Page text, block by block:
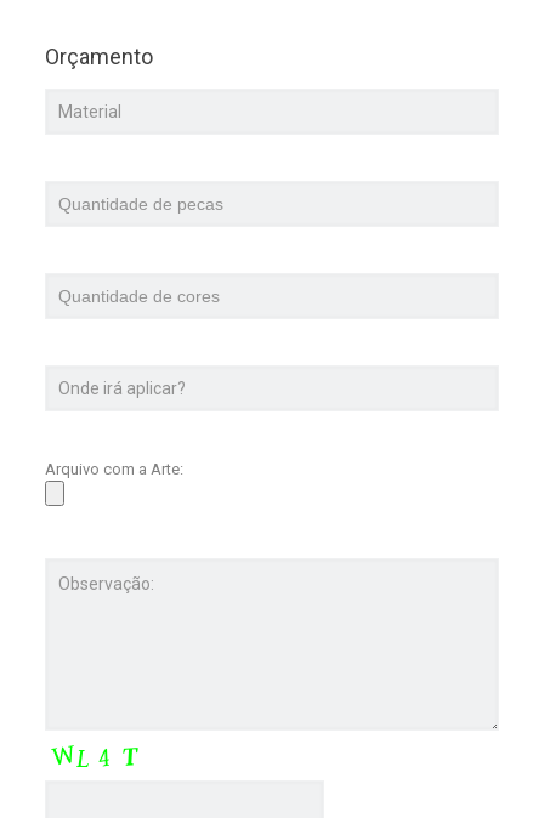
Orçamento
Arquivo com a Arte: